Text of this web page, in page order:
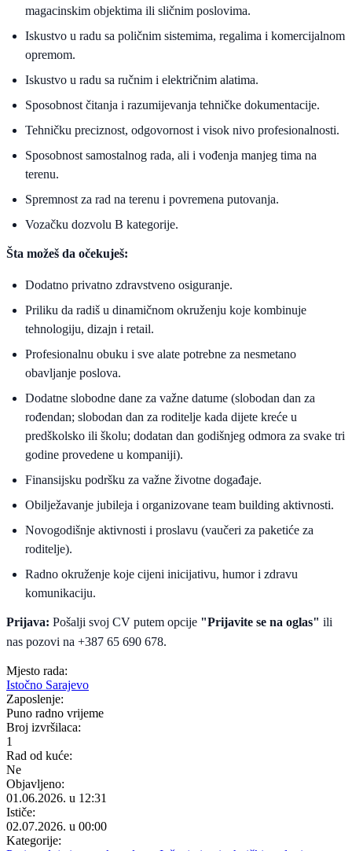
magacinskim objektima ili sličnim poslovima.
Iskustvo u radu sa poličnim sistemima, regalima i komercijalnom
opremom.
Iskustvo u radu sa ručnim i električnim alatima.
Sposobnost čitanja i razumijevanja tehničke dokumentacije.
Tehničku preciznost, odgovornost i visok nivo profesionalnosti.
Sposobnost samostalnog rada, ali i vođenja manjeg tima na
terenu.
Spremnost za rad na terenu i povremena putovanja.
Vozačku dozvolu B kategorije.
Šta možeš da očekuješ:
Dodatno privatno zdravstveno osiguranje.
Priliku da radiš u dinamičnom okruženju koje kombinuje
tehnologiju, dizajn i retail.
Profesionalnu obuku i sve alate potrebne za nesmetano
obavljanje poslova.
Dodatne slobodne dane za važne datume (slobodan dan za
rođendan; slobodan dan za roditelje kada dijete kreće u
predškolsko ili školu; dodatan dan godišnjeg odmora za svake tri
godine provedene u kompaniji).
Finansijsku podršku za važne životne događaje.
Obilježavanje jubileja i organizovane team building aktivnosti.
Novogodišnje aktivnosti i proslavu (vaučeri za paketiće za
roditelje).
Radno okruženje koje cijeni inicijativu, humor i zdravu
komunikaciju.
Prijava: Pošalji svoj CV putem opcije "Prijavite se na oglas" ili
nas pozovi na +387 65 690 678.
Mjesto rada:
Istočno Sarajevo
Zaposlenje:
Puno radno vrijeme
Broj izvršilaca:
1
Rad od kuće:
Ne
Objavljeno:
01.06.2026. u 12:31
Ističe:
02.07.2026. u 00:00
Kategorije: